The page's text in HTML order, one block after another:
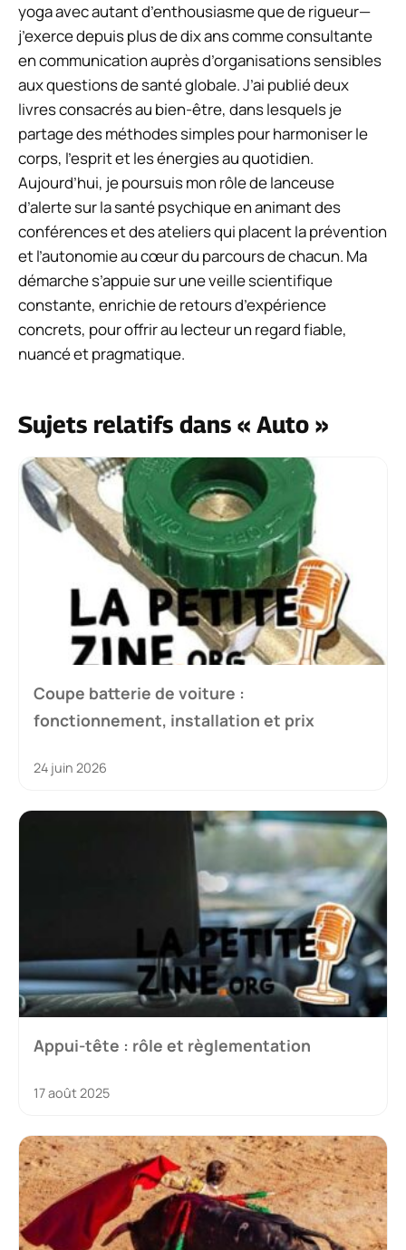
yoga avec autant d’enthousiasme que de rigueur—
j’exerce depuis plus de dix ans comme consultante
en communication auprès d’organisations sensibles
aux questions de santé globale. J’ai publié deux
livres consacrés au bien-être, dans lesquels je
partage des méthodes simples pour harmoniser le
corps, l’esprit et les énergies au quotidien.
Aujourd’hui, je poursuis mon rôle de lanceuse
d’alerte sur la santé psychique en animant des
conférences et des ateliers qui placent la prévention
et l’autonomie au cœur du parcours de chacun. Ma
démarche s’appuie sur une veille scientifique
constante, enrichie de retours d’expérience
concrets, pour offrir au lecteur un regard fiable,
nuancé et pragmatique.
Sujets relatifs dans « Auto »
Coupe batterie de voiture :
fonctionnement, installation et prix
24 juin 2026
Appui-tête : rôle et règlementation
17 août 2025